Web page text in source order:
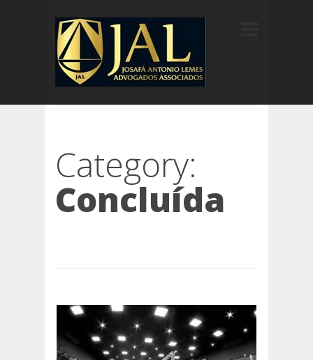
Category:
Concluída